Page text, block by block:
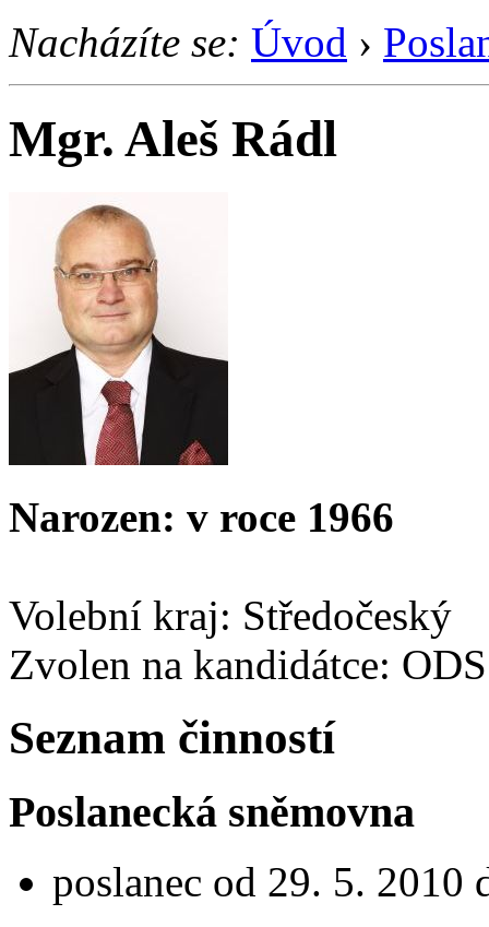
Nacházíte se: Úvod ›
Mgr. Aleš Rádl
Narozen: v roce 1966
Volební kraj: Středočeský
Zvolen na kandidátce: ODS
Seznam činností
Poslanecká sněmovna
poslanec od 29. 5. 2010